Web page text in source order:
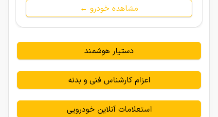
مشاهده خودرو ←
دستیار هوشمند
اعزام کارشناس فنی و بدنه
استعلامات آنلاین خودرویی